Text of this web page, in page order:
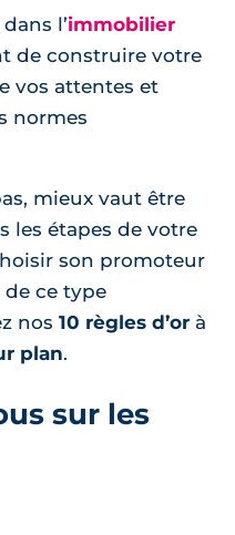
l’immobilier
de construire votre
vos attentes et
normes
mieux vaut être
les étapes de votre
son promoteur
de ce type
nos 10 règles d’or à
plan.
sur les